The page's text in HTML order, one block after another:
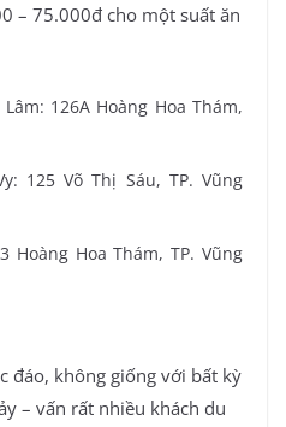
– 75.000đ cho một suất ăn
126A Hoàng Hoa Thám,
125 Võ Thị Sáu, TP. Vũng
Hoàng Hoa Thám, TP. Vũng
đáo, không giống với bất kỳ
– vấn rất nhiều khách du